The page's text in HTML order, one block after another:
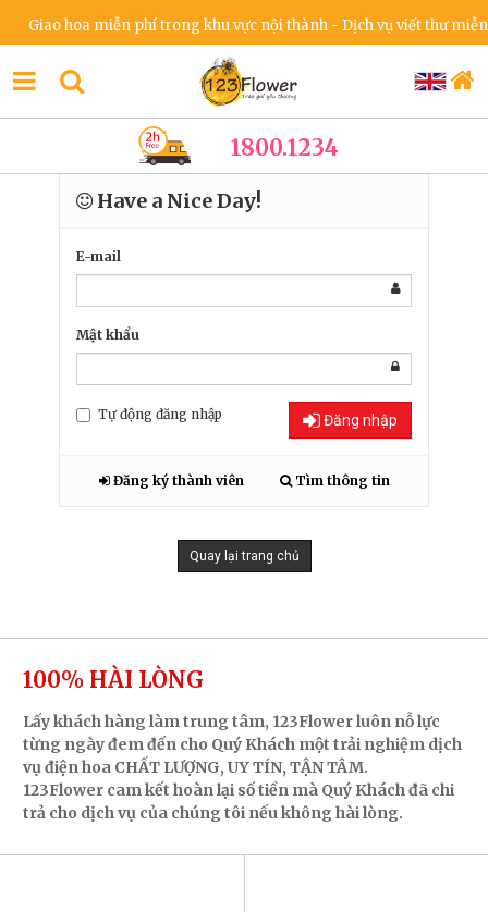
Giao hoa miễn phí trong khu vực nội thành - Dịch vụ viết thư
1800.1234
Have a Nice Day!
E-mail
Mật khẩu
Tự động đăng nhập Đăng nhập
Đăng ký thành viên Tìm thông tin
Quay lại trang chủ
100% HÀI LÒNG
Lấy khách hàng làm trung tâm, 123Flower luôn nỗ lực
từng ngày đem đến cho Quý Khách một trải nghiệm dịch
vụ điện hoa CHẤT LƯỢNG, UY TÍN, TẬN TÂM.
123Flower cam kết hoàn lại số tiền mà Quý Khách đã chi
trả cho dịch vụ của chúng tôi nếu không hài lòng.